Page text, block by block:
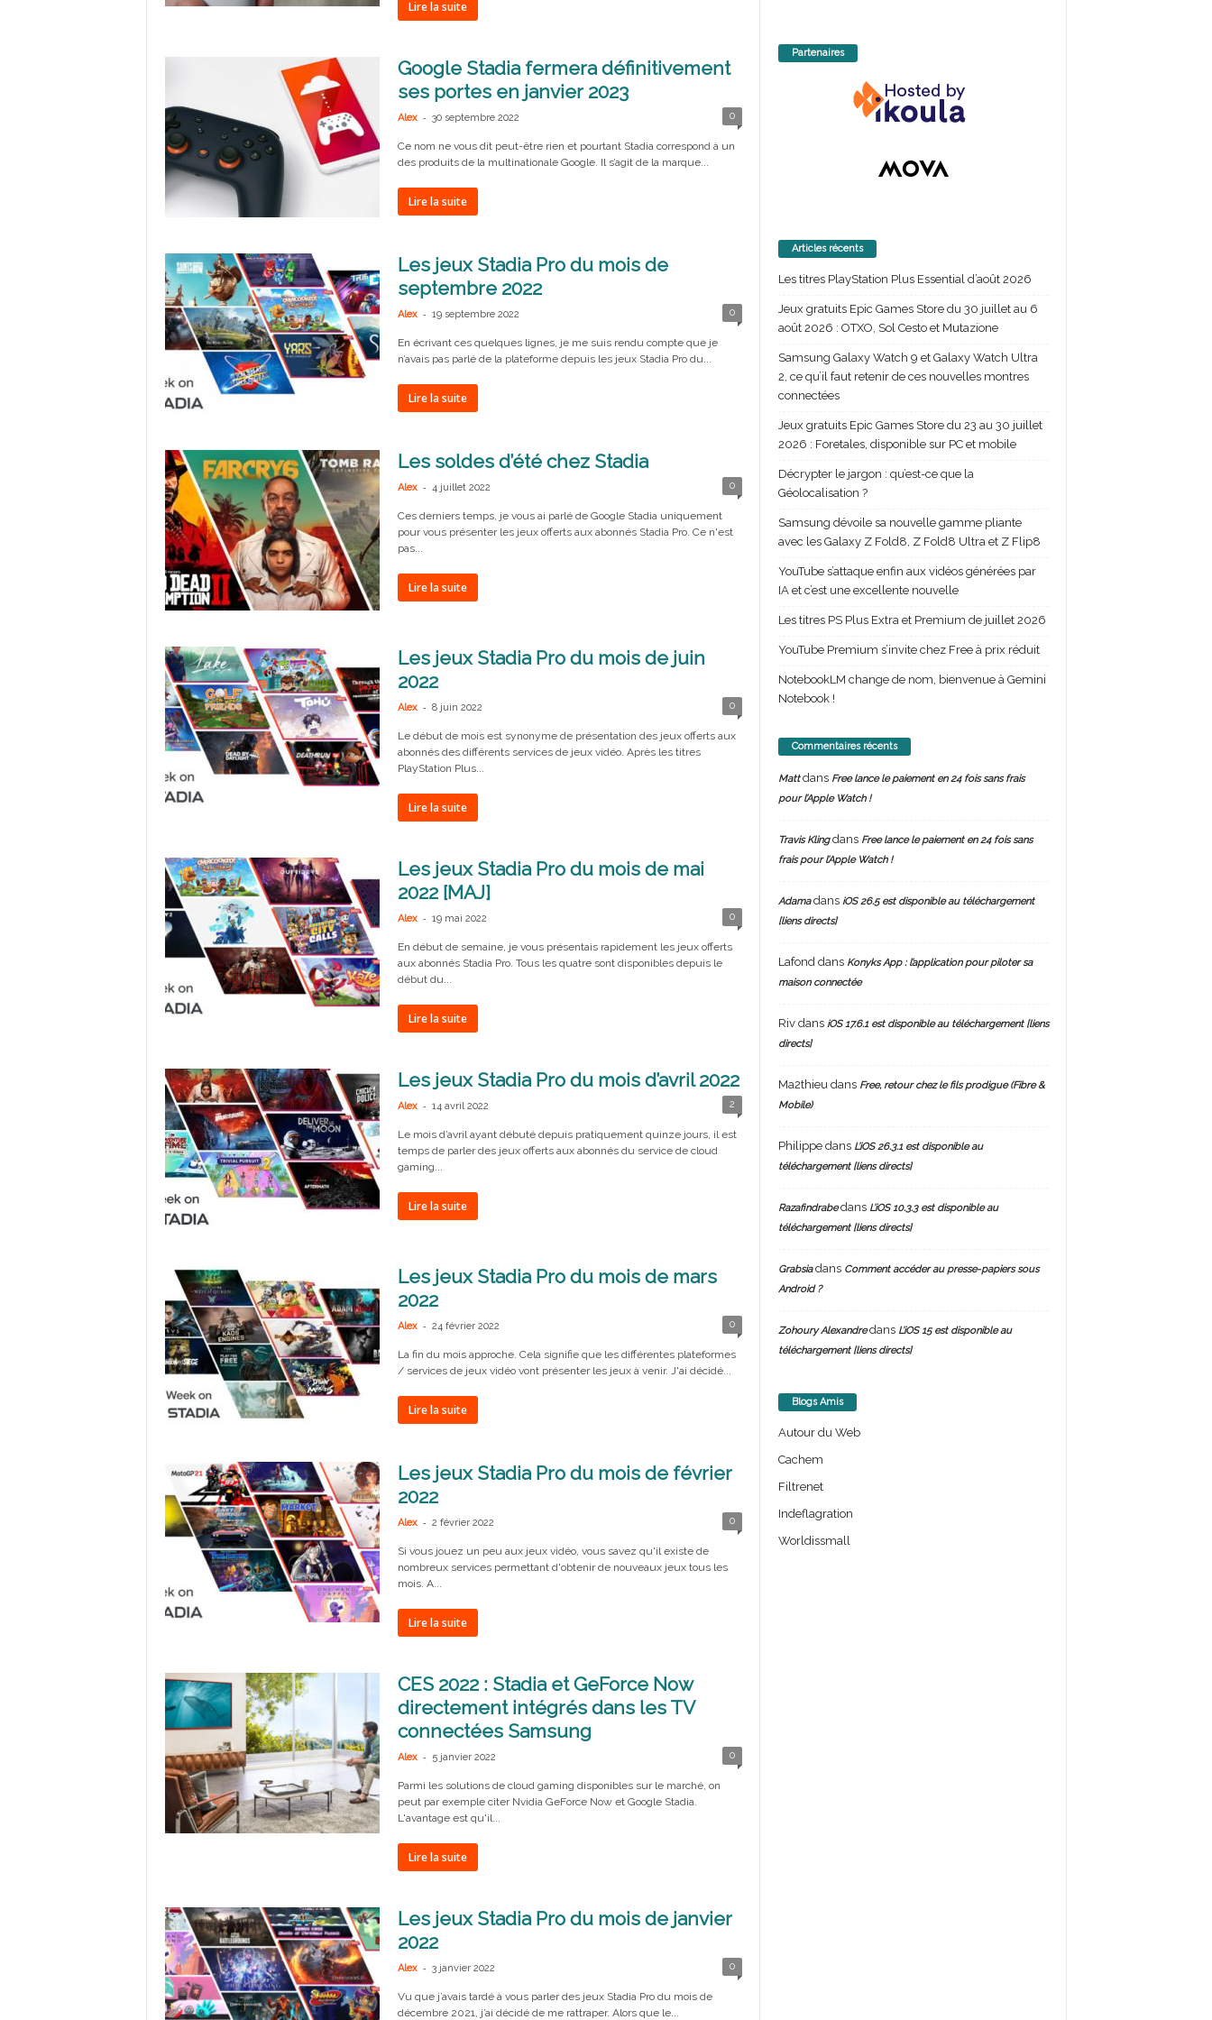
Lire la suite
Google Stadia fermera définitivement
ses portes en janvier 2023
Alex - 30 septembre 2022 0
Ce nom ne vous dit peut-être rien et pourtant Stadia correspond à un
des produits de la multinationale Google. Il s’agit de la marque...
Lire la suite
Les jeux Stadia Pro du mois de
septembre 2022
Alex - 19 septembre 2022 0
En écrivant ces quelques lignes, je me suis rendu compte que je
n’avais pas parlé de la plateforme depuis les jeux Stadia Pro du...
Lire la suite
Les soldes d’été chez Stadia
Alex - 4 juillet 2022 0
Ces derniers temps, je vous ai parlé de Google Stadia uniquement
pour vous présenter les jeux offerts aux abonnés Stadia Pro. Ce n'est
pas...
Lire la suite
Les jeux Stadia Pro du mois de juin
2022
Alex - 8 juin 2022 0
Le début de mois est synonyme de présentation des jeux offerts aux
abonnés des différents services de jeux vidéo. Après les titres
PlayStation Plus...
Lire la suite
Les jeux Stadia Pro du mois de mai
2022 [MAJ]
Alex - 19 mai 2022 0
En début de semaine, je vous présentais rapidement les jeux offerts
aux abonnés Stadia Pro. Tous les quatre sont disponibles depuis le
début du...
Lire la suite
Les jeux Stadia Pro du mois d’avril 2022
Alex - 14 avril 2022 2
Le mois d’avril ayant débuté depuis pratiquement quinze jours, il est
temps de parler des jeux offerts aux abonnés du service de cloud
gaming...
Lire la suite
Les jeux Stadia Pro du mois de mars
2022
Alex - 24 février 2022 0
La fin du mois approche. Cela signifie que les différentes plateformes
/ services de jeux vidéo vont présenter les jeux à venir. J'ai décidé...
Lire la suite
Les jeux Stadia Pro du mois de février
2022
Alex - 2 février 2022 0
Si vous jouez un peu aux jeux vidéo, vous savez qu'il existe de
nombreux services permettant d'obtenir de nouveaux jeux tous les
mois. A...
Lire la suite
CES 2022 : Stadia et GeForce Now
directement intégrés dans les TV
connectées Samsung
Alex - 5 janvier 2022 0
Parmi les solutions de cloud gaming disponibles sur le marché, on
peut par exemple citer Nvidia GeForce Now et Google Stadia.
L'avantage est qu'il...
Lire la suite
Les jeux Stadia Pro du mois de janvier
2022
Alex - 3 janvier 2022 0
Vu que j’avais tardé à vous parler des jeux Stadia Pro du mois de
décembre 2021, j’ai décidé de me rattraper. Alors que le...
Partenaires
Articles récents
Les titres PlayStation Plus Essential d’août 2026
Jeux gratuits Epic Games Store du 30 juillet au 6
août 2026 : OTXO, Sol Cesto et Mutazione
Samsung Galaxy Watch 9 et Galaxy Watch Ultra
2, ce qu’il faut retenir de ces nouvelles montres
connectées
Jeux gratuits Epic Games Store du 23 au 30 juillet
2026 : Foretales, disponible sur PC et mobile
Décrypter le jargon : qu’est-ce que la
Géolocalisation ?
Samsung dévoile sa nouvelle gamme pliante
avec les Galaxy Z Fold8, Z Fold8 Ultra et Z Flip8
YouTube s’attaque enfin aux vidéos générées par
IA et c’est une excellente nouvelle
Les titres PS Plus Extra et Premium de juillet 2026
YouTube Premium s’invite chez Free à prix réduit
NotebookLM change de nom, bienvenue à Gemini
Notebook !
Commentaires récents
Mattdans Free lance le paiement en 24 fois sans frais
pour l’Apple Watch !
Travis Klingdans Free lance le paiement en 24 fois sans
frais pour l’Apple Watch !
Adamadans iOS 26.5 est disponible au téléchargement
[liens directs]
Lafond dans Konyks App : l’application pour piloter sa
maison connectée
Rivdans iOS 17.6.1 est disponible au téléchargement [liens
directs]
Ma2thieu dans Free, retour chez le fils prodigue (Fibre &
Mobile)
Philippedans L’iOS 26.3.1 est disponible au
téléchargement [liens directs]
Razafindrabedans L’iOS 10.3.3 est disponible au
téléchargement [liens directs]
Grabsiadans Comment accéder au presse-papiers sous
Android ?
Zohoury Alexandredans L’iOS 15 est disponible au
téléchargement [liens directs]
Blogs Amis
Autour du Web
Cachem
Filtrenet
Indeflagration
Worldissmall